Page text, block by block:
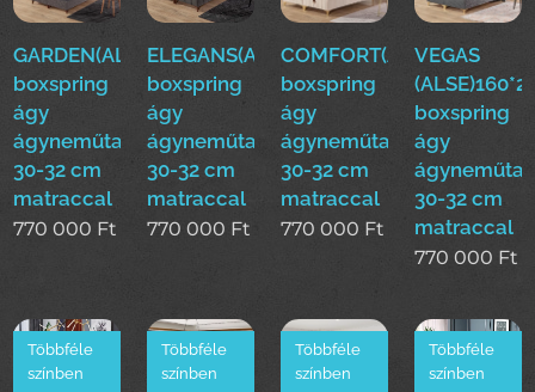
GARDEN(ALSE)160*200cm
boxspring
ágy
ágyneműtartóval
30-32 cm
matraccal
770 000 Ft
ELEGANS(ALSE)160*200cm
boxspring
ágy
ágyneműtartóval
30-32 cm
matraccal
770 000 Ft
boxspring
ágy
ágyneműtartóval
30-32 cm
matraccal
770 000 Ft
VEGAS
boxspring
ágy
30-32 cm
matraccal
770 000 Ft
Többféle
színben
Többféle
színben
Többféle
színben
Többféle
színben